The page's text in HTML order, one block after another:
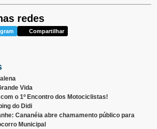
redes
Compartilhar
Vida
o 1º Encontro dos Motociclistas!
do Didi
Cananéia abre chamamento público para
Municipal